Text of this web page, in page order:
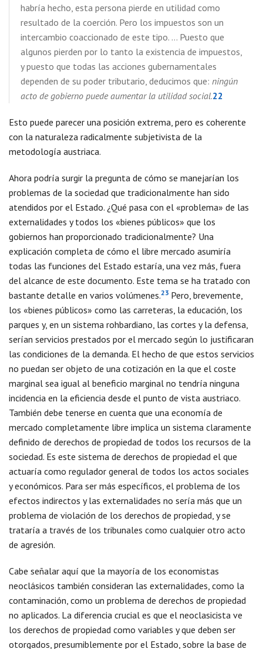
habría hecho, esta persona pierde en utilidad como
resultado de la coerción. Pero los impuestos son un
intercambio coaccionado de este tipo. … Puesto que
algunos pierden por lo tanto la existencia de impuestos,
y puesto que todas las acciones gubernamentales
dependen de su poder tributario, deducimos que: ningún
acto de gobierno puede aumentar la utilidad social.22
Esto puede parecer una posición extrema, pero es coherente
con la naturaleza radicalmente subjetivista de la
metodología austriaca.
Ahora podría surgir la pregunta de cómo se manejarían los
problemas de la sociedad que tradicionalmente han sido
atendidos por el Estado. ¿Qué pasa con el «problema» de las
externalidades y todos los «bienes públicos» que los
gobiernos han proporcionado tradicionalmente? Una
explicación completa de cómo el libre mercado asumiría
todas las funciones del Estado estaría, una vez más, fuera
del alcance de este documento. Este tema se ha tratado con
bastante detalle en varios volúmenes.23 Pero, brevemente,
los «bienes públicos» como las carreteras, la educación, los
parques y, en un sistema rohbardiano, las cortes y la defensa,
serían servicios prestados por el mercado según lo justificaran
las condiciones de la demanda. El hecho de que estos servicios
no puedan ser objeto de una cotización en la que el coste
marginal sea igual al beneficio marginal no tendría ninguna
incidencia en la eficiencia desde el punto de vista austriaco.
También debe tenerse en cuenta que una economía de
mercado completamente libre implica un sistema claramente
definido de derechos de propiedad de todos los recursos de la
sociedad. Es este sistema de derechos de propiedad el que
actuaría como regulador general de todos los actos sociales
y económicos. Para ser más específicos, el problema de los
efectos indirectos y las externalidades no sería más que un
problema de violación de los derechos de propiedad, y se
trataría a través de los tribunales como cualquier otro acto
de agresión.
Cabe señalar aquí que la mayoría de los economistas
neoclásicos también consideran las externalidades, como la
contaminación, como un problema de derechos de propiedad
no aplicados. La diferencia crucial es que el neoclasicista ve
los derechos de propiedad como variables y que deben ser
otorgados, presumiblemente por el Estado, sobre la base de